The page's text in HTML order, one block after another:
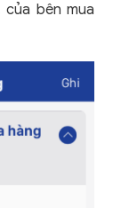
của bên mua